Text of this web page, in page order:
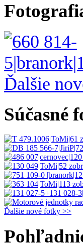
Ďalšie
Súčasné
Ďalšie nové fotky >>